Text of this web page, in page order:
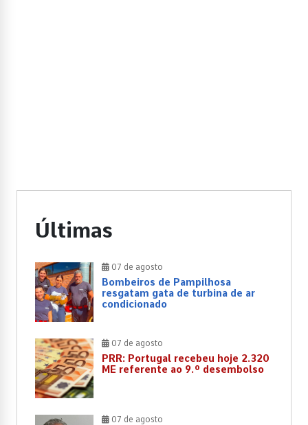
Últimas
07 de agosto
Bombeiros de Pampilhosa
resgatam gata de turbina de ar
condicionado
07 de agosto
PRR: Portugal recebeu hoje 2.320
ME referente ao 9.º desembolso
07 de agosto